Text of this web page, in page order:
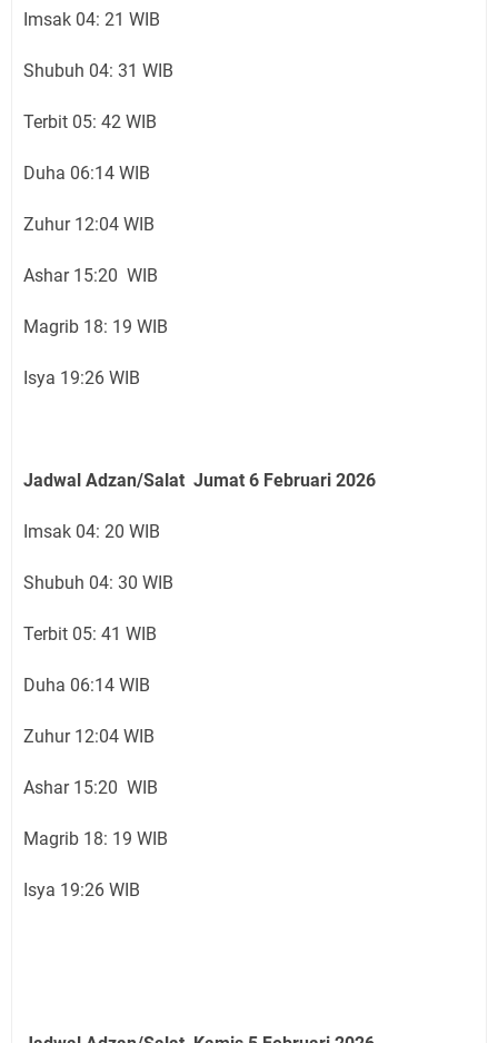
Imsak 04: 21 WIB
Shubuh 04: 31 WIB
Terbit 05: 42 WIB
Duha 06:14 WIB
Zuhur 12:04 WIB
Ashar 15:20 WIB
Magrib 18: 19 WIB
Isya 19:26 WIB
Jadwal Adzan/Salat Jumat 6 Februari 2026
Imsak 04: 20 WIB
Shubuh 04: 30 WIB
Terbit 05: 41 WIB
Duha 06:14 WIB
Zuhur 12:04 WIB
Ashar 15:20 WIB
Magrib 18: 19 WIB
Isya 19:26 WIB